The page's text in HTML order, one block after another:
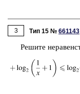
3 Тип 15 № 661143
Ре­ши­те